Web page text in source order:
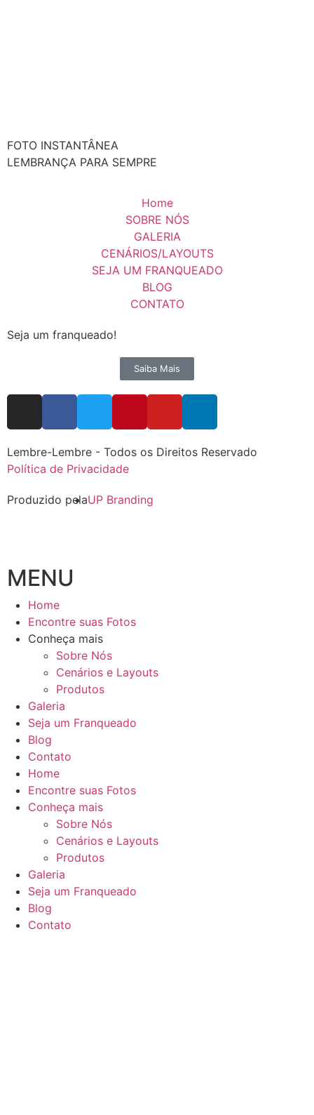
FOTO INSTANTÂNEA
LEMBRANÇA PARA SEMPRE
Home
SOBRE NÓS
GALERIA
CENÁRIOS/LAYOUTS
SEJA UM FRANQUEADO
BLOG
CONTATO
Seja um franqueado!
Saiba Mais
Lembre-Lembre - Todos os Direitos Reservado
Política de Privacidade
Produzido pelaUP Branding
MENU
Home
Encontre suas Fotos
Conheça mais
Sobre Nós
Cenários e Layouts
Produtos
Galeria
Seja um Franqueado
Blog
Contato
Home
Encontre suas Fotos
Conheça mais
Sobre Nós
Cenários e Layouts
Produtos
Galeria
Seja um Franqueado
Blog
Contato